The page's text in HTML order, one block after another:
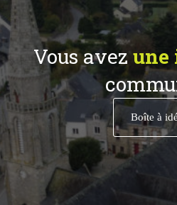
Vous avezune
Boîte à